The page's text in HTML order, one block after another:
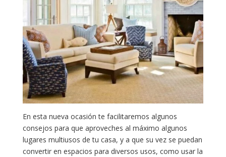
En esta nueva ocasión te facilitaremos algunos
consejos para que aproveches al máximo algunos
lugares multiusos de tu casa, y a que su vez se puedan
convertir en espacios para diversos usos, como usar la